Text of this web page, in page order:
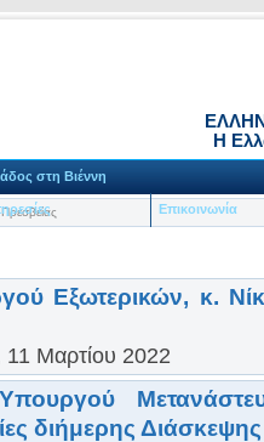
Η
στη Βιέννη
Επικοινωνία
Εξωτερικών, κ.
Μαρτίου 2022
διήμερης